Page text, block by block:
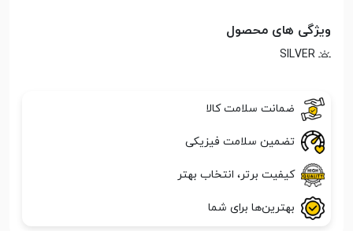
ویژگی های محصول
SILVER
ضمانت سلامت کالا
تضمین سلامت فیزیکی
کیفیت برتر، انتخاب بهتر
بهترین‌ها برای شما